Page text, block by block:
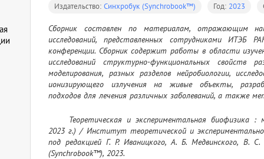
Издательство: Синхробук (Synchrobook™) Год: 2023
Сборник составлен по материалам, отражающим
исследований, представленных сотрудниками
конференции. Сборник содержит работы в области
исследований структурно-функциональных свойств
моделирования, разных разделов нейробиологии,
ионизирующего излучения на живые объекты,
подходов для лечения различных заболеваний, а также
2023 г.) / Институт теоретической и
под редакцией Г. Р. Иваницкого, А. Б. Медвинского,
(Synchrobook™), 2023.